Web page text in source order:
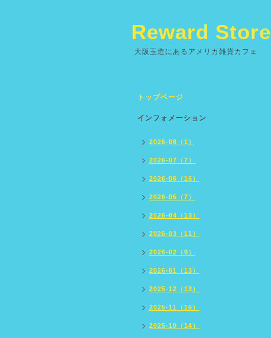
Reward Store
大阪玉造にあるアメリカ雑貨カフェ
トップページ
インフォメーション
2026-08（1）
2026-07（7）
2026-06（16）
2026-05（7）
2026-04（13）
2026-03（11）
2026-02（9）
2026-01（13）
2025-12（13）
2025-11（16）
2025-10（14）